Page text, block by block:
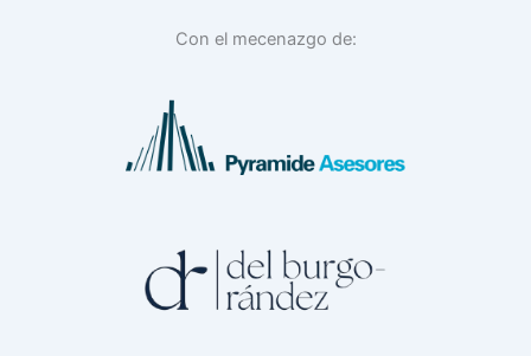
Con el mecenazgo de: